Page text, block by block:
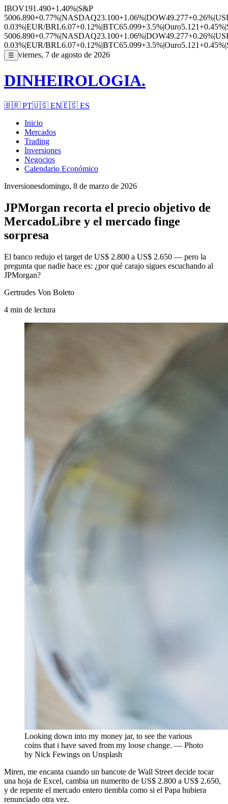
IBOV191.490+1.40%|S&P
5006.890+0.77%|NASDAQ23.100+1.06%|DOW49.277+0.26%|
0.03%|EUR/BRL6.07+0.12%|BTC65.099+3.5%|Ouro5.121+0.45%|
5006.890+0.77%|NASDAQ23.100+1.06%|DOW49.277+0.26%|
0.03%|EUR/BRL6.07+0.12%|BTC65.099+3.5%|Ouro5.121+0.45%|
☰ viernes, 7 de agosto de 2026
DINHEIROLOGIA.
🇧🇷 PT🇺🇸 EN🇪🇸 ES
Inicio
Mercados
Trading
Inversiones
Negocios
Calendario Económico
Inversionesdomingo, 8 de marzo de 2026
JPMorgan recorta el precio objetivo de
MercadoLibre y el mercado finge
sorpresa
El banco redujo el target de US$ 2.800 a US$ 2.650 — pero la
pregunta que nadie hace es: ¿por qué carajo sigues escuchando al
JPMorgan?
Gertrudes Von Boleto
4 min de lectura
Looking down into my money jar, to see the various
coins that i have saved from my loose change. — Photo
by Nick Fewings on Unsplash
Miren, me encanta cuando un bancote de Wall Street decide tocar
una hoja de Excel, cambia un numerito de US$ 2.800 a US$ 2.650,
y de repente el mercado entero tiembla como si el Papa hubiera
renunciado otra vez.